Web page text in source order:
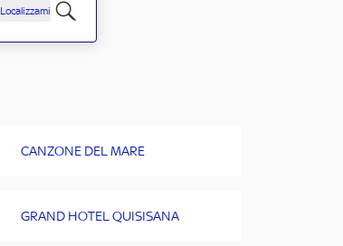
Localizzami
CANZONE DEL MARE
GRAND HOTEL QUISISANA